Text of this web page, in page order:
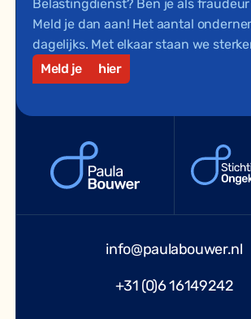
Belastingdienst? Ben je als
Meld je dan aan! Het aantal
dagelijks. Met elkaar staan we
Meld je
hier
info@paulabouwer.nl
+31 (0)6 16149242